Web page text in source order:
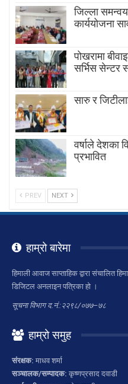
जिल्ला समन्वय
कार्ययोजना
पोखरामा
सर्भिस सेन्टर
सारु र
वर्षाले देशका
प्रभावित
PREV NEXT
हाम्रो बारेमा
हिमाली आवाज साप्ताहिक द्वारा संचालित
डिजिटल अनलाइन पत्रिका हो ।
सूचना विभाग द.नं.:२२९८/०७७–७८
हाम्रो समुह
संरक्षक: माधव शर्मा
सञ्चालक/सम्पादक: कृष्णप्रसाद दवाडी